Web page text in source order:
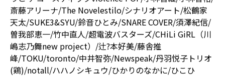
斎藤アリーナ/The Novelestilo/シナリオアート/松鶴家
天太/SUKE3&SYU/鈴音ひとみ/SNARE COVER/須澤紀信/
曽我部恵一/竹中直人/超電波バスターズ/CHiLi GiRL（川
嶋志乃舞new project）/辻?本好美/藤舎推
峰/TOKU/toronto/中井智弥/Newspeak/丹羽悦子トリオ
(鶏)/notall/ハハノシキュウ/ひかりのなかに/ひこひ